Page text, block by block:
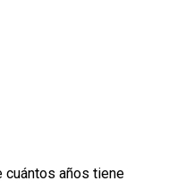
cuántos años tiene